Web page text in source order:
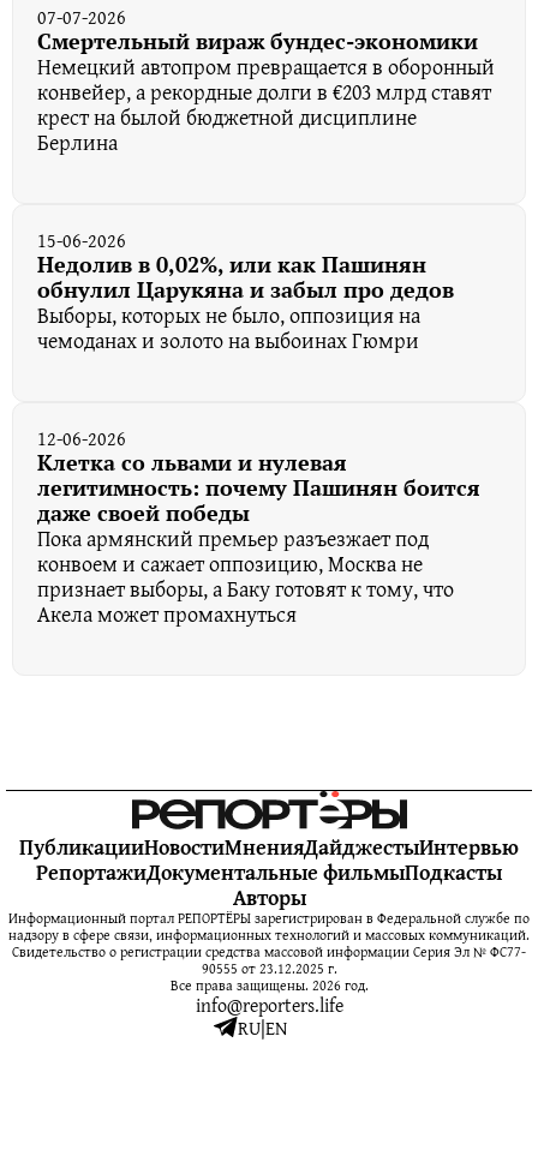
07-07-2026
Смертельный вираж бундес-экономики
Немецкий автопром превращается в оборонный
конвейер, а рекордные долги в €203 млрд ставят
крест на былой бюджетной дисциплине
Берлина
15-06-2026
Недолив в 0,02%, или как Пашинян
обнулил Царукяна и забыл про дедов
Выборы, которых не было, оппозиция на
чемоданах и золото на выбоинах Гюмри
12-06-2026
Клетка со львами и нулевая
легитимность: почему Пашинян боится
даже своей победы
Пока армянский премьер разъезжает под
конвоем и сажает оппозицию, Москва не
признает выборы, а Баку готовят к тому, что
Акела может промахнуться
ПубликацииНовостиМненияДайджестыИнтервью
РепортажиДокументальные фильмыПодкасты
Авторы
Информационный портал РЕПОРТЁРЫ зарегистрирован в Федеральной службе по
надзору в сфере связи, информационных технологий и массовых коммуникаций.
Свидетельство о регистрации средства массовой информации Серия Эл № ФС77-
90555 от 23.12.2025 г.
Все права защищены. 2026 год.
info@reporters.life
RU|EN